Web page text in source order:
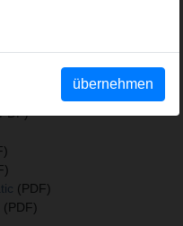
(PDF)
(PDF)
übernehmen